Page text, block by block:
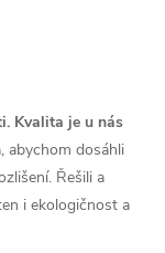
Kvalita je u nás
abychom dosáhli
Řešili a
i ekologičnost a